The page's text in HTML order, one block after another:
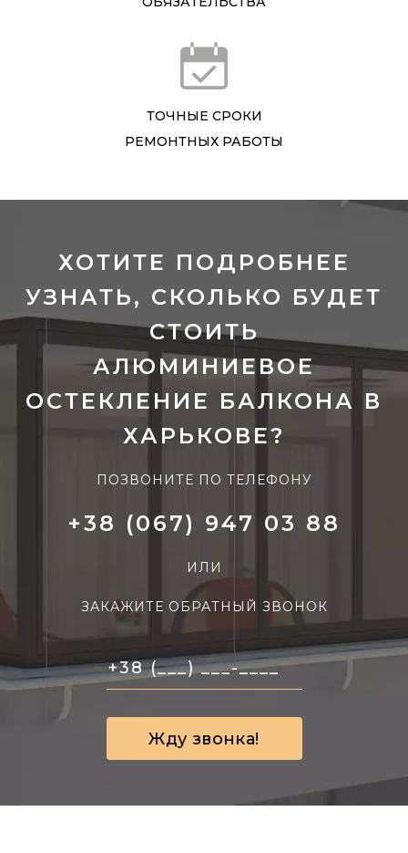
ТОЧНЫЕ СРОКИ
РЕМОНТНЫХ РАБОТЫ
ХОТИТЕ ПОДРОБНЕЕ
УЗНАТЬ, СКОЛЬКО БУДЕТ
СТОИТЬ
АЛЮМИНИЕВОЕ
ОСТЕКЛЕНИЕ БАЛКОНА В
ХАРЬКОВЕ?
ПОЗВОНИТЕ ПО ТЕЛЕФОНУ
+38 (067) 947 03 88
ИЛИ
ЗАКАЖИТЕ ОБРАТНЫЙ ЗВОНОК
Жду звонка!